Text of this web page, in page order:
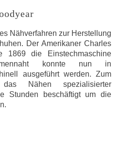
Nähverfahren zur Herstellung
Der Amerikaner Charles
1869 die Einstechmaschine
konnte nun in
ausgeführt werden. Zum
Nähen spezialisierter
Stunden beschäftigt um die